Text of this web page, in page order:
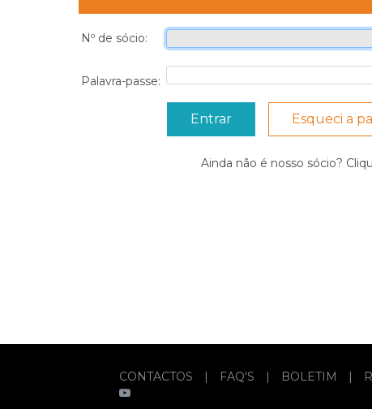
Nº de sócio:
Palavra-passe:
Esqueci a
Ainda não é nosso sócio?
CONTACTOS | FAQ'S | BOLETIM |